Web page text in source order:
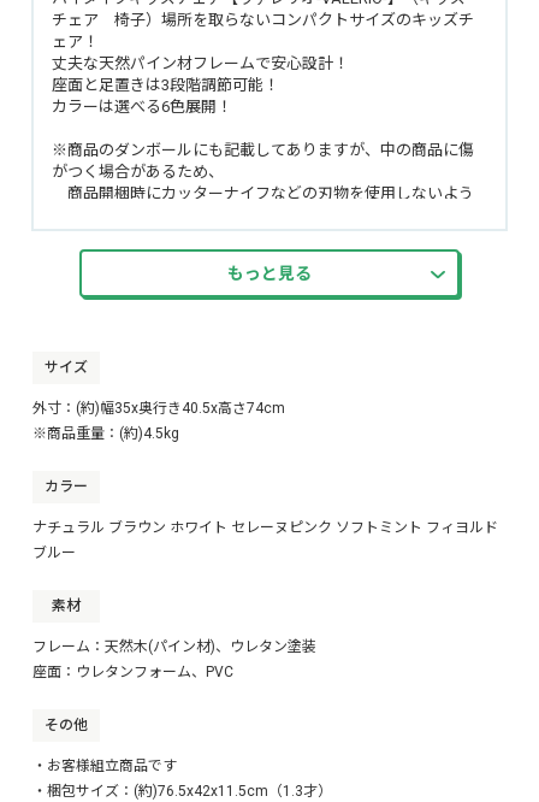
チェア 椅子）場所を取らないコンパクトサイズのキッズチ
ェア！
丈夫な天然パイン材フレームで安心設計！
座面と足置きは3段階調節可能！
カラーは選べる6色展開！
※商品のダンボールにも記載してありますが、中の商品に傷
がつく場合があるため、
商品開梱時にカッターナイフなどの刃物を使用しないよう
梱包テープをはがして開梱して頂くようお願いします。
もっと見る
サイズ
外寸：(約)幅35x奥行き40.5x高さ74cm
※商品重量：(約)4.5kg
カラー
ナチュラル ブラウン ホワイト セレーヌピンク ソフトミント フィヨルド
ブルー
素材
フレーム：天然木(パイン材)、ウレタン塗装
座面：ウレタンフォーム、PVC
その他
・お客様組立商品です
・梱包サイズ：(約)76.5x42x11.5cm（1.3才）